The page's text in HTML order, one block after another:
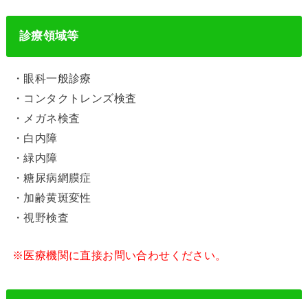
診療領域等
・眼科一般診療
・コンタクトレンズ検査
・メガネ検査
・白内障
・緑内障
・糖尿病網膜症
・加齢黄斑変性
・視野検査
※医療機関に直接お問い合わせください。